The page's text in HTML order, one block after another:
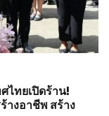
ไทยเปิดร้าน!
างอาชีพ สร้าง